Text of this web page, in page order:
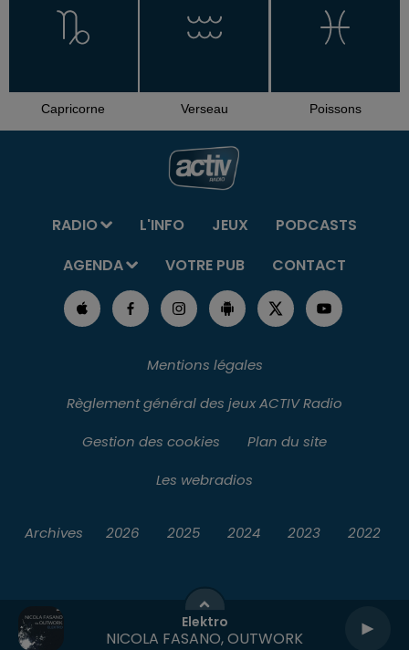
Elektro
NICOLA FASANO, OUTWORK
Capricorne Verseau Poissons
RADIO L'INFO JEUX
PODCASTS
AGENDA
VOTRE PUB CONTACT
Mentions légales
Règlement général des jeux ACTIV Radio
Gestion des cookies
Plan du site
Les webradios
Archives 2026 2025 2024 2023 2022